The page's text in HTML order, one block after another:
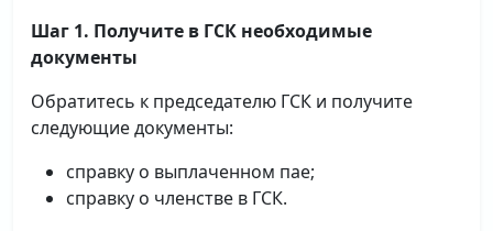
Шаг 1. Получите в ГСК необходимые
документы
Обратитесь к председателю ГСК и получите
следующие документы:
справку о выплаченном пае;
справку о членстве в ГСК.